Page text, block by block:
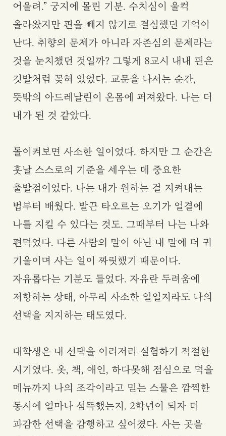
어울려.” 궁지에 몰린 기분. 수치심이 울컥
올라왔지만 핀을 빼지 않기로 결심했던 기억이
난다. 취향의 문제가 아니라 자존심의 문제라는
것을 눈치챘던 것일까? 그렇게 8교시 내내 핀은
깃발처럼 꽂혀 있었다. 교문을 나서는 순간,
뜻밖의 아드레날린이 온몸에 퍼져왔다. 나는 더
내가 된 것 같았다.
돌이켜보면 사소한 일이었다. 하지만 그 순간은
훗날 스스로의 기준을 세우는 데 중요한
출발점이었다. 나는 내가 원하는 걸 지켜내는
법부터 배웠다. 발끈 타오르는 오기가 얼결에
나를 지킬 수 있다는 것도. 그때부터 나는 나와
편먹었다. 다른 사람의 말이 아닌 내 말에 더 귀
기울이며 사는 일이 짜릿했기 때문이다.
자유롭다는 기분도 들었다. 자유란 두려움에
저항하는 상태, 아무리 사소한 일일지라도 나의
선택을 지지하는 태도였다.
대학생은 내 선택을 이리저리 실험하기 적절한
시기였다. 옷, 책, 애인, 하다못해 점심으로 먹을
메뉴까지 나의 조각이라고 믿는 스물은 깜찍한
동시에 얼마나 섬뜩했는지. 2학년이 되자 더
과감한 선택을 감행하고 싶어졌다. 사는 곳을